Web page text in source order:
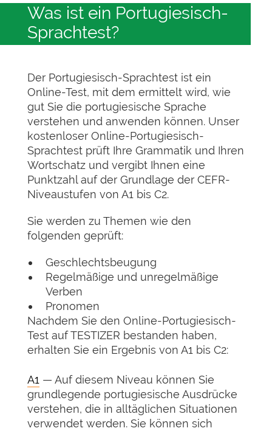
Was ist ein Portugiesisch-
Sprachtest?
Der Portugiesisch-Sprachtest ist ein
Online-Test, mit dem ermittelt wird, wie
gut Sie die portugiesische Sprache
verstehen und anwenden können. Unser
kostenloser Online-Portugiesisch-
Sprachtest prüft Ihre Grammatik und Ihren
Wortschatz und vergibt Ihnen eine
Punktzahl auf der Grundlage der CEFR-
Niveaustufen von A1 bis C2.
Sie werden zu Themen wie den
folgenden geprüft:
Geschlechtsbeugung
Regelmäßige und unregelmäßige
Verben
Pronomen
Nachdem Sie den Online-Portugiesisch-
Test auf TESTIZER bestanden haben,
erhalten Sie ein Ergebnis von A1 bis C2:
A1 — Auf diesem Niveau können Sie
grundlegende portugiesische Ausdrücke
verstehen, die in alltäglichen Situationen
verwendet werden. Sie können sich